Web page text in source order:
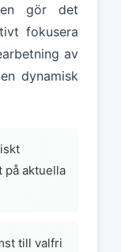
gör det
fokusera
av
dynamisk
på aktuella
till valfri